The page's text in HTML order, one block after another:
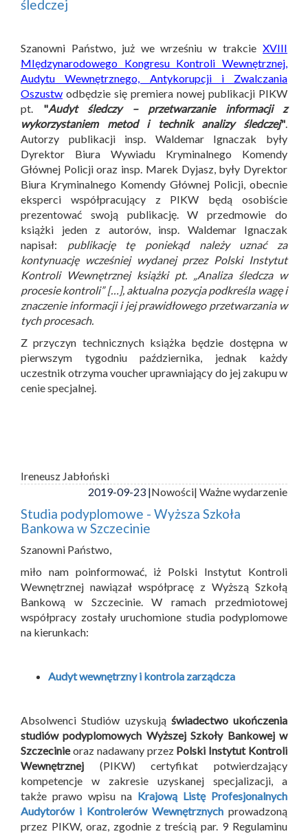
śledczej
Szanowni Państwo, już we wrześniu w trakcie XVIII
MIędzynarodowego Kongresu Kontroli Wewnętrznej,
Audytu Wewnętrznego, Antykorupcji i Zwalczania
Oszustw odbędzie się premiera nowej publikacji PIKW
pt. "Audyt śledczy – przetwarzanie informacji z
wykorzystaniem metod i technik analizy śledczej".
Autorzy publikacji insp. Waldemar Ignaczak były
Dyrektor Biura Wywiadu Kryminalnego Komendy
Głównej Policji oraz insp. Marek Dyjasz, były Dyrektor
Biura Kryminalnego Komendy Głównej Policji, obecnie
eksperci współpracujący z PIKW będą osobiście
prezentować swoją publikację. W przedmowie do
książki jeden z autorów, insp. Waldemar Ignaczak
napisał: publikację tę poniekąd należy uznać za
kontynuację wcześniej wydanej przez Polski Instytut
Kontroli Wewnętrznej książki pt. „Analiza śledcza w
procesie kontroli” […], aktualna pozycja podkreśla wagę i
znaczenie informacji i jej prawidłowego przetwarzania w
tych procesach.
Z przyczyn technicznych książka będzie dostępna w
pierwszym tygodniu października, jednak każdy
uczestnik otrzyma voucher uprawniający do jej zakupu w
cenie specjalnej.
Ireneusz Jabłoński
2019-09-23 |Nowości| Ważne wydarzenie
Studia podyplomowe - Wyższa Szkoła
Bankowa w Szczecinie
Szanowni Państwo,
miło nam poinformować, iż Polski Instytut Kontroli
Wewnętrznej nawiązał współpracę z Wyższą Szkołą
Bankową w Szczecinie. W ramach przedmiotowej
współpracy zostały uruchomione studia podyplomowe
na kierunkach:
Audyt wewnętrzny i kontrola zarządcza
Absolwenci Studiów uzyskują świadectwo ukończenia
studiów podyplomowych Wyższej Szkoły Bankowej w
Szczecinieoraz nadawany przez Polski Instytut Kontroli
Wewnętrznej (PIKW) certyfikat potwierdzający
kompetencje w zakresie uzyskanej specjalizacji, a
także prawo wpisu na Krajową Listę Profesjonalnych
Audytorów i Kontrolerów Wewnętrznych prowadzoną
przez PIKW, oraz, zgodnie z treścią par. 9 Regulaminu